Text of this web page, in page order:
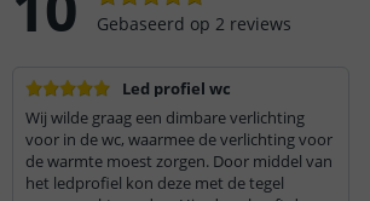
Gebaseerd op 2 reviews
Led profiel wc
Wij wilde graag een dimbare verlichting
voor in de wc, waarmee de verlichting voor
de warmte moest zorgen. Door middel van
het ledprofiel kon deze met de tegel